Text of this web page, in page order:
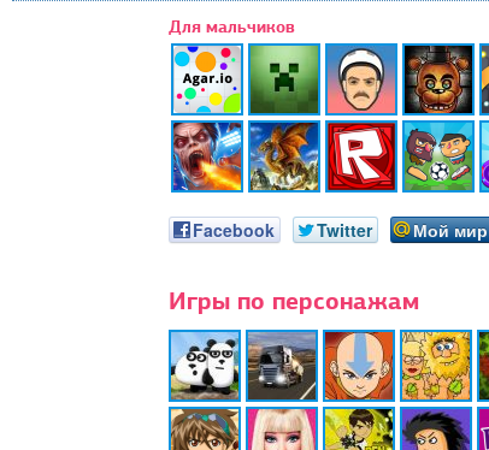
Для мальчиков
Facebook Twitter Мой мир
Игры по персонажам